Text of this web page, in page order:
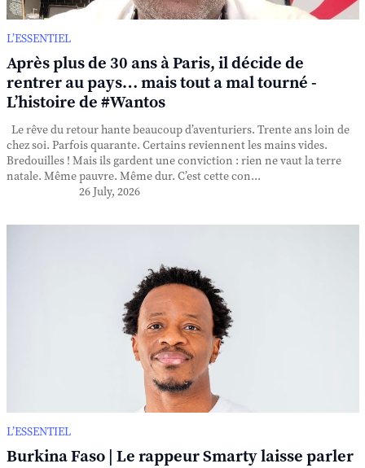
L’ESSENTIEL
Après plus de 30 ans à Paris, il décide de
rentrer au pays… mais tout a mal tourné -
L’histoire de #Wantos
Le rêve du retour hante beaucoup d’aventuriers. Trente ans loin de
chez soi. Parfois quarante. Certains reviennent les mains vides.
Bredouilles ! Mais ils gardent une conviction : rien ne vaut la terre
natale. Même pauvre. Même dur. C’est cette con...
26 July, 2026
L’ESSENTIEL
Burkina Faso | Le rappeur Smarty laisse parler